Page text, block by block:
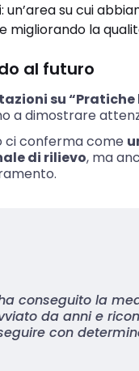
: un’area su cui
migliorando la
al futuro
su
a dimostrare
ci conferma come
di rilievo, ma
conseguito la
da anni e
con